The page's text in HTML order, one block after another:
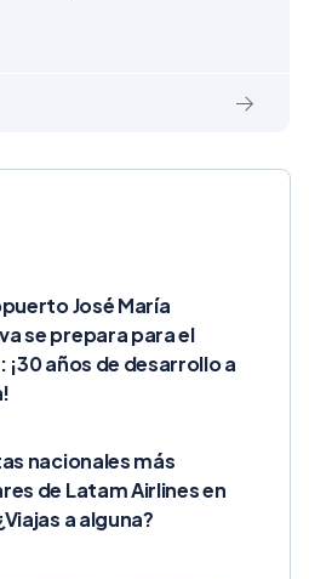
José María
se prepara para el
años de desarrollo a
nacionales más
de Latam Airlines en
a alguna?